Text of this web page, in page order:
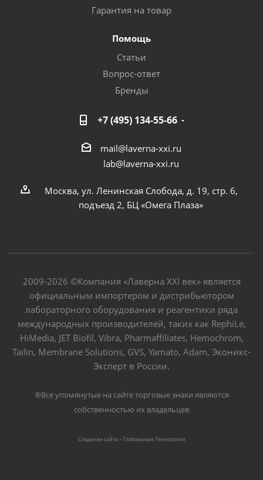
Гарантия на товар
Помощь
Статьи
Вопрос-ответ
Бренды
+7 (495) 134-55-66
mail@laverna-xxi.ru
lab@laverna-xxi.ru
Москва, ул. Ленинская Слобода, д. 19, стр. 6,
подъезд 2, БЦ «Омега Плаза»
2009-2026 ©Компания «Лаверна XXI век» является
официальным импортером и дистрибьютором
лабораторного оборудования и реагентики ряда
международных производителей, таких как RephiLe,
HiMedia, JET Biofil, Vibra, Pharmaffiliates, Hemochrom,
Tailin, Membrane Solutions, GVS, Yamato, Adam, Эконикс-
Эксперт в России.
®Все упомянутые на сайте торговые знаки являются
собственностью их владельцев
Создание сайта – Глобальные Tехнологии